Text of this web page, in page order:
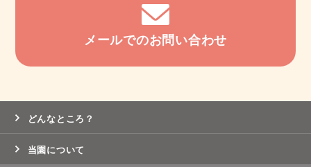
メールでのお問い合わせ
どんなところ？
当園について